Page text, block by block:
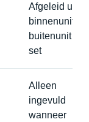
Afgeleid uit
binnenunit,
buitenunit of
set
Alleen
ingevuld
wanneer